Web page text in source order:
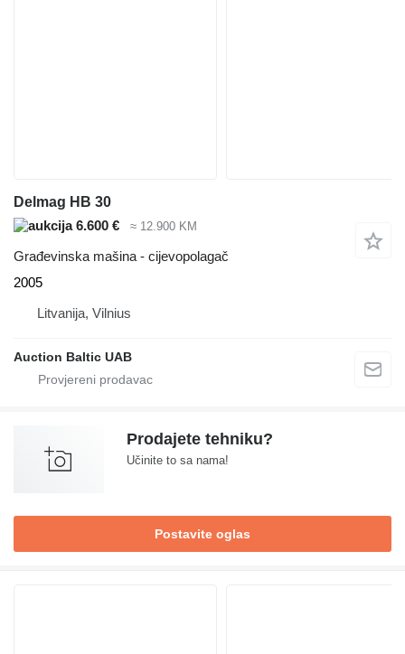
Delmag HB 30
6.600 €
≈ 12.900 KM
Građevinska mašina - cijevopolagač
2005
Litvanija, Vilnius
Auction Baltic UAB
Prodajete tehniku?
Učinite to sa nama!
Postavite oglas